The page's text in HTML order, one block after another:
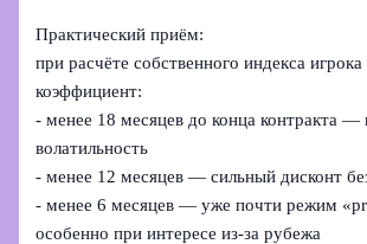
Практический приём:
при расчёте собственного индекса игрока
коэффициент:
- менее 18 месяцев до конца контракта
волатильность
- менее 12 месяцев — сильный дисконт
- менее 6 месяцев — уже почти режим
особенно при интересе из‑за рубежа